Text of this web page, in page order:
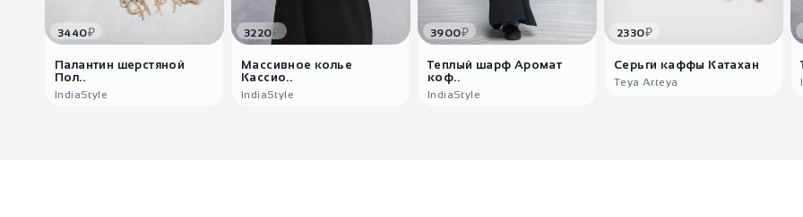
3440₽
Палантин шерстяной
Пол..
IndiaStyle
3220₽
Массивное колье
Кассио..
IndiaStyle
3900₽
Теплый шарф Аромат
коф..
IndiaStyle
2330₽
Серьги каффы Катахан
Teya Arteya